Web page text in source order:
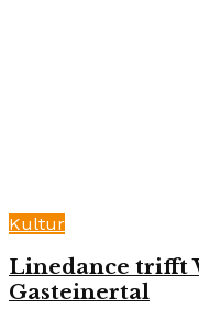
Kultur
Linedance trifft
Gasteinertal